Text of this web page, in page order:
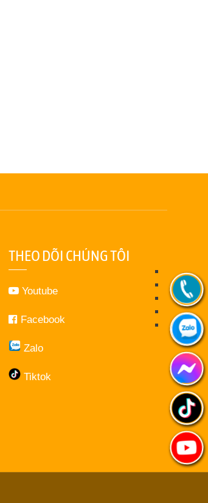
THEO DÕI CHÚNG TÔI
Youtube
Facebook
Zalo
Tiktok